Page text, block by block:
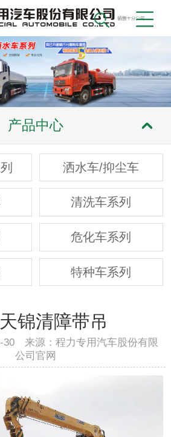
产品中心
洒水车/抑尘车
清洗车系列
危化车系列
特种车系列
锦清障带吊
30 来源：程力专用汽车股份有限
公司官网